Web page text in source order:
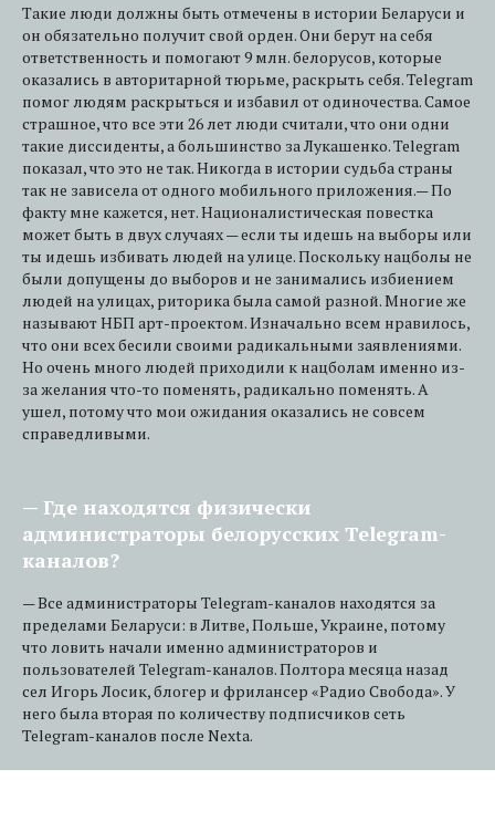
Такие люди должны быть отмечены в истории Беларуси и
он обязательно получит свой орден. Они берут на себя
ответственность и помогают 9 млн. белорусов, которые
оказались в авторитарной тюрьме, раскрыть себя. Telegram
помог людям раскрыться и избавил от одиночества. Самое
страшное, что все эти 26 лет люди считали, что они одни
такие диссиденты, а большинство за Лукашенко. Telegram
показал, что это не так. Никогда в истории судьба страны
так не зависела от одного мобильного приложения.— По
факту мне кажется, нет. Националистическая повестка
может быть в двух случаях — если ты идешь на выборы или
ты идешь избивать людей на улице. Поскольку нацболы не
были допущены до выборов и не занимались избиением
людей на улицах, риторика была самой разной. Многие же
называют НБП арт-проектом. Изначально всем нравилось,
что они всех бесили своими радикальными заявлениями.
Но очень много людей приходили к нацболам именно из-
за желания что-то поменять, радикально поменять. А
ушел, потому что мои ожидания оказались не совсем
справедливыми.
— Где находятся физически
администраторы белорусских Telegram-
каналов?
— Все администраторы Telegram-каналов находятся за
пределами Беларуси: в Литве, Польше, Украине, потому
что ловить начали именно администраторов и
пользователей Telegram-каналов. Полтора месяца назад
сел Игорь Лосик, блогер и фрилансер «Радио Свобода». У
него была вторая по количеству подписчиков сеть
Telegram-каналов после Nexta.